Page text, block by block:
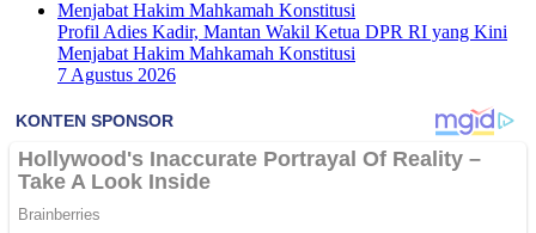
Profil Adies Kadir, Mantan Wakil Ketua DPR RI yang Kini
Menjabat Hakim Mahkamah Konstitusi
7 Agustus 2026